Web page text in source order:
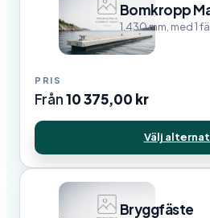
Bomkropp
1.430 mm, med 1
Från10 375,00 kr
Välj
Bryggfäste